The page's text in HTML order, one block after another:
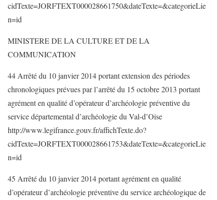
cidTexte=JORFTEXT000028661750&dateTexte=&categorieLie
n=id
MINISTERE DE LA CULTURE ET DE LA
COMMUNICATION
44 Arrêté du 10 janvier 2014 portant extension des périodes
chronologiques prévues par l’arrêté du 15 octobre 2013 portant
agrément en qualité d’opérateur d’archéologie préventive du
service départemental d’archéologie du Val-d’Oise
http://www.legifrance.gouv.fr/affichTexte.do?
cidTexte=JORFTEXT000028661753&dateTexte=&categorieLie
n=id
45 Arrêté du 10 janvier 2014 portant agrément en qualité
d’opérateur d’archéologie préventive du service archéologique de